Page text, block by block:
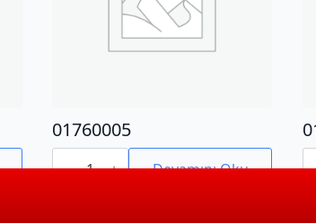
01760005
01760005
adet Devamını Oku